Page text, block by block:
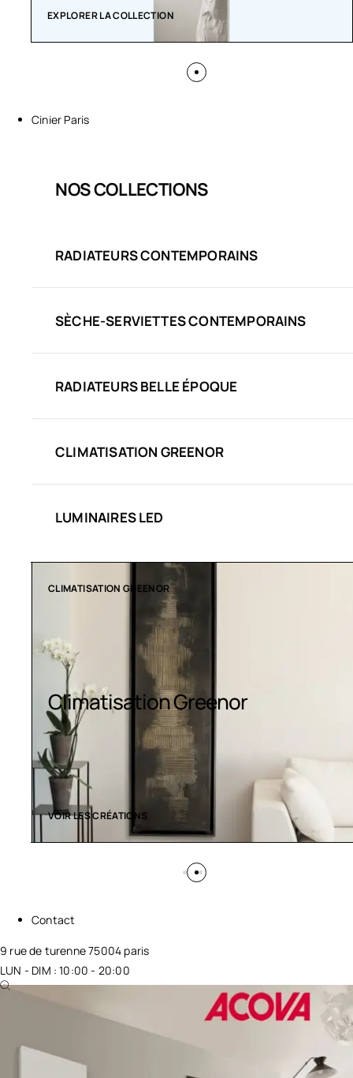
EXPLORER LA COLLECTION
Cinier Paris
NOS COLLECTIONS
RADIATEURS CONTEMPORAINS
SÈCHE-SERVIETTES CONTEMPORAINS
RADIATEURS BELLE ÉPOQUE
CLIMATISATION GREENOR
LUMINAIRES LED
CLIMATISATION GREENOR
Climatisation Greenor
VOIR LES CRÉATIONS
Contact
9 rue de turenne 75004 paris
LUN - DIM : 10:00 - 20:00